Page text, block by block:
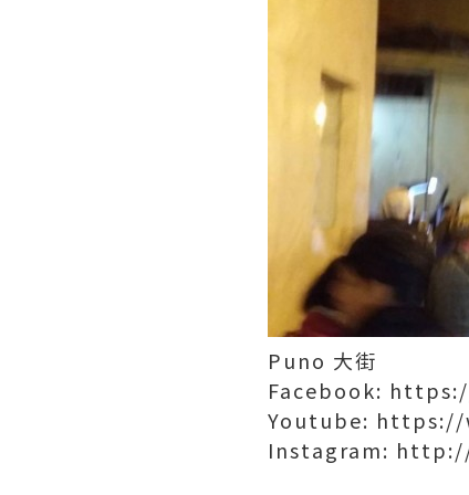
Puno 大街
Facebook:
Youtube: https://
Instagram: